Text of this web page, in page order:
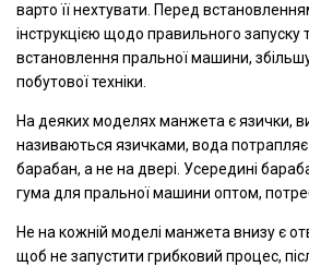
варто її нехтувати. Перед
інструкцією щодо правильного запуску
встановлення пральної машини,
побутової техніки.
На деяких моделях манжета є язички,
називаються язичками, вода
барабан, а не на двері. Усередині
гума для пральної машини оптом,
Не на кожній моделі манжета внизу є
щоб не запустити грибковий процес,